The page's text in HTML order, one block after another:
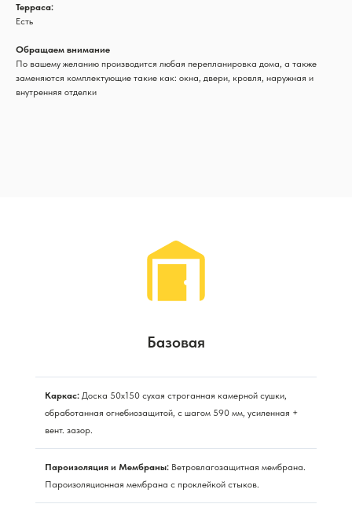
Терраса:
Есть
Обращаем внимание
По вашему желанию производится любая перепланировка дома, а также
заменяются комплектующие такие как: окна, двери, кровля, наружная и
внутренняя отделки
Базовая
Каркас: Доска 50х150 сухая строганная камерной сушки,
обработанная огнебиозащитой, с шагом 590 мм, усиленная +
вент. зазор.
Пароизоляция и Мембраны: Ветровлагозащитная мембрана.
Пароизоляционная мембрана с проклейкой стыков.